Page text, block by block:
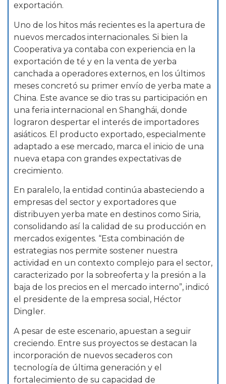
exportación.
Uno de los hitos más recientes es la apertura de
nuevos mercados internacionales. Si bien la
Cooperativa ya contaba con experiencia en la
exportación de té y en la venta de yerba
canchada a operadores externos, en los últimos
meses concretó su primer envío de yerba mate a
China. Este avance se dio tras su participación en
una feria internacional en Shanghái, donde
lograron despertar el interés de importadores
asiáticos. El producto exportado, especialmente
adaptado a ese mercado, marca el inicio de una
nueva etapa con grandes expectativas de
crecimiento.
En paralelo, la entidad continúa abasteciendo a
empresas del sector y exportadores que
distribuyen yerba mate en destinos como Siria,
consolidando así la calidad de su producción en
mercados exigentes. “Esta combinación de
estrategias nos permite sostener nuestra
actividad en un contexto complejo para el sector,
caracterizado por la sobreoferta y la presión a la
baja de los precios en el mercado interno”, indicó
el presidente de la empresa social, Héctor
Dingler.
A pesar de este escenario, apuestan a seguir
creciendo. Entre sus proyectos se destacan la
incorporación de nuevos secaderos con
tecnología de última generación y el
fortalecimiento de su capacidad de